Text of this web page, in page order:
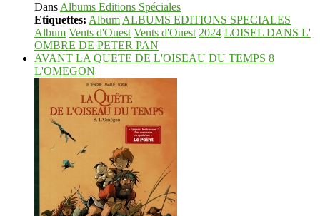
Dans Albums Editions Spéciales
Etiquettes: Album ALBUMS EDITIONS SPECIALES
Album Vents d'Ouest Vents d'Ouest 2024 LOISEL DANS L'
OMBRE DE PETER PAN
AVANT LA QUETE DE L'OISEAU DU TEMPS 8
L'OMEGON